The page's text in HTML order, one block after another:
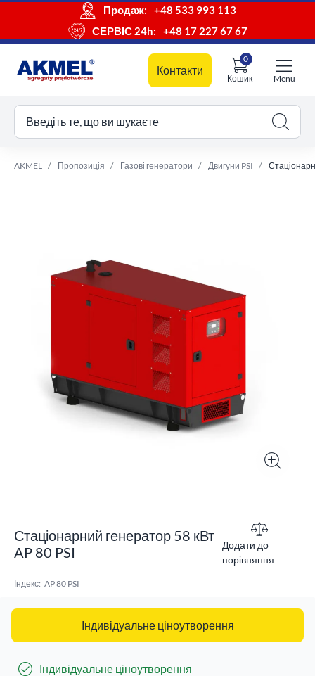
Продаж:
+48 533 993 113
СЕРВІС 24h:
+48 17 227 67 67
Контакти
Кошик
0
кошик
Menu
Введіть те, що ви шукаєте
AKMEL Пропозиція Газові генератори Двигуни PSI
Стаціонарний генератор 58 кВт
AP 80 PSI
Додати до
порівняння
Індекс: AP 80 PSI
Індивідуальне ціноутворення
Індивідуальне ціноутворення